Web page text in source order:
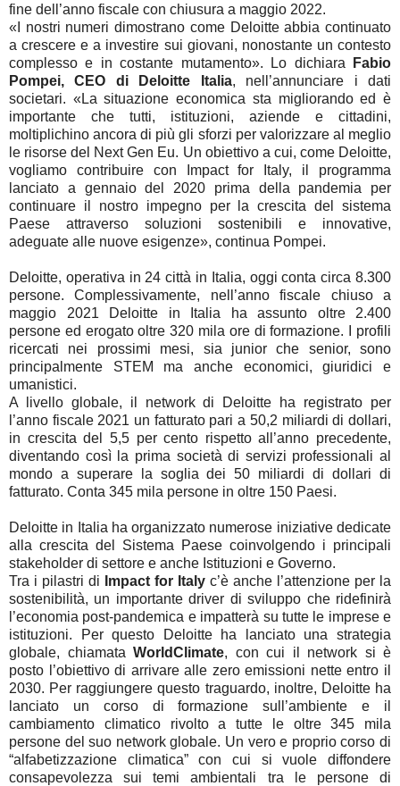
fine dell’anno fiscale con chiusura a maggio 2022.
«I nostri numeri dimostrano come Deloitte abbia continuato
a crescere e a investire sui giovani, nonostante un contesto
complesso e in costante mutamento». Lo dichiara
Fabio
Pompei, CEO di Deloitte Italia, nell’annunciare i dati
societari. «La situazione economica sta migliorando ed è
importante che tutti, istituzioni, aziende e cittadini,
moltiplichino ancora di più gli sforzi per valorizzare al meglio
le risorse del Next Gen Eu. Un obiettivo a cui, come Deloitte,
vogliamo contribuire con Impact for Italy, il programma
lanciato a gennaio del 2020 prima della pandemia per
continuare il nostro impegno per la crescita del sistema
Paese attraverso soluzioni sostenibili e innovative,
adeguate alle nuove esigenze», continua Pompei.
Deloitte, operativa in 24 città in Italia, oggi conta circa 8.300
persone. Complessivamente, nell’anno fiscale chiuso a
maggio 2021 Deloitte in Italia ha assunto oltre 2.400
persone ed erogato oltre 320 mila ore di formazione. I profili
ricercati nei prossimi mesi, sia junior che senior, sono
principalmente STEM ma anche economici, giuridici e
umanistici.
A livello globale, il network di Deloitte ha registrato per
l’anno fiscale 2021 un fatturato pari a 50,2 miliardi di dollari,
in crescita del 5,5 per cento rispetto all’anno precedente,
diventando così la prima società di servizi professionali al
mondo a superare la soglia dei 50 miliardi di dollari di
fatturato. Conta 345 mila persone in oltre 150 Paesi.
Deloitte in Italia ha organizzato numerose iniziative dedicate
alla crescita del Sistema Paese coinvolgendo i principali
stakeholder di settore e anche Istituzioni e Governo.
Tra i pilastri di
Impact for Italy c’è anche l’attenzione per la
sostenibilità, un importante driver di sviluppo che ridefinirà
l’economia post-pandemica e impatterà su tutte le imprese e
istituzioni. Per questo Deloitte ha lanciato una strategia
globale, chiamata WorldClimate, con cui il network si è
posto l’obiettivo di arrivare alle zero emissioni nette entro il
2030. Per raggiungere questo traguardo, inoltre, Deloitte ha
lanciato un corso di formazione sull’ambiente e il
cambiamento climatico rivolto a tutte le oltre 345 mila
persone del suo network globale. Un vero e proprio corso di
“alfabetizzazione climatica” con cui si vuole diffondere
consapevolezza sui temi ambientali tra le persone di